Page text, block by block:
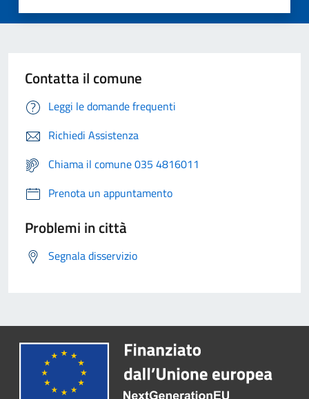
Contatta il comune
Leggi le domande frequenti
Richiedi Assistenza
Chiama il comune 035 4816011
Prenota un appuntamento
Problemi in città
Segnala disservizio